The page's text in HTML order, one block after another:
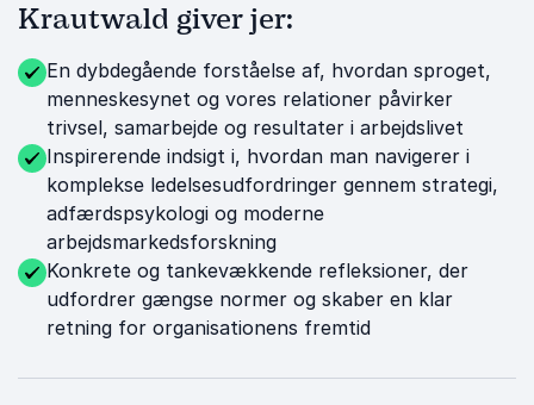
Krautwald giver jer:
En dybdegående forståelse af, hvordan sproget,
menneskesynet og vores relationer påvirker
trivsel, samarbejde og resultater i arbejdslivet
Inspirerende indsigt i, hvordan man navigerer i
komplekse ledelsesudfordringer gennem strategi,
adfærdspsykologi og moderne
arbejdsmarkedsforskning
Konkrete og tankevækkende refleksioner, der
udfordrer gængse normer og skaber en klar
retning for organisationens fremtid